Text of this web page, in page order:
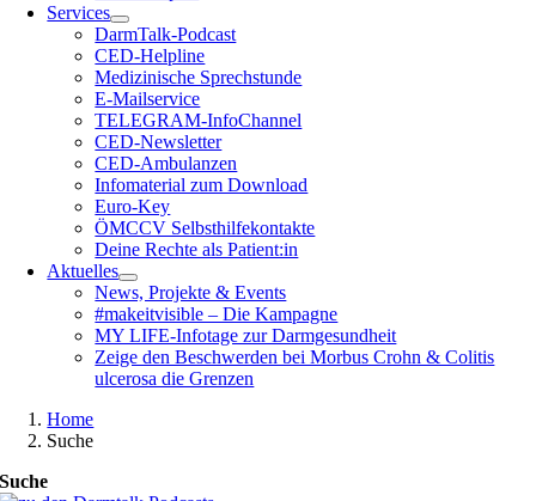
Services
DarmTalk-Podcast
CED-Helpline
Medizinische Sprechstunde
E-Mailservice
TELEGRAM-InfoChannel
CED-Newsletter
CED-Ambulanzen
Infomaterial zum Download
Euro-Key
ÖMCCV Selbsthilfekontakte
Deine Rechte als Patient:in
Aktuelles
News, Projekte & Events
#makeitvisible – Die Kampagne
MY LIFE-Infotage zur Darmgesundheit
Zeige den Beschwerden bei Morbus Crohn & Colitis
ulcerosa die Grenzen
Home
Suche
Suche